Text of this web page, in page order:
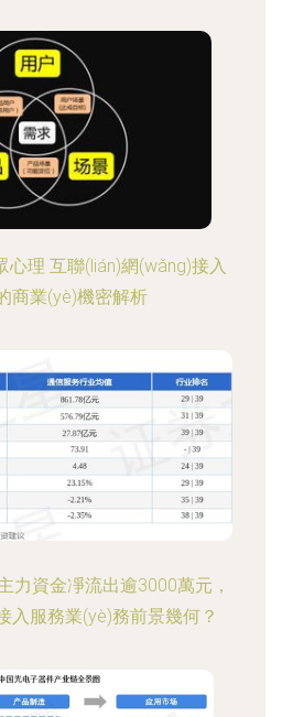
心理 互聯(lián)網(wǎng)接入
商業(yè)機密解析
力資金凈流出逾3000萬元，
入服務業(yè)務前景幾何？